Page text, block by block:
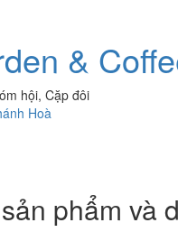
&
hội, Cặp đôi
Hoà
phẩm và